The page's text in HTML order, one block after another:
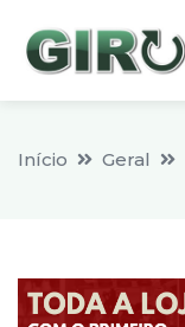
Início Geral